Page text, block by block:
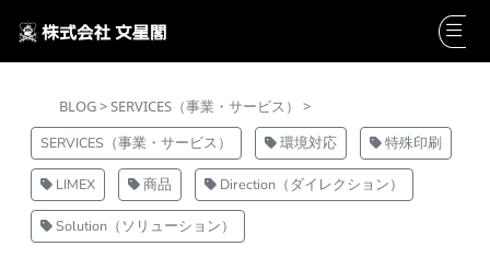
BLOG >SERVICES（事業・サービス） >
SERVICES（事業・サービス） 環境対応 特殊印刷
LIMEX 商品 Direction（ダイレクション）
Solution（ソリューション）